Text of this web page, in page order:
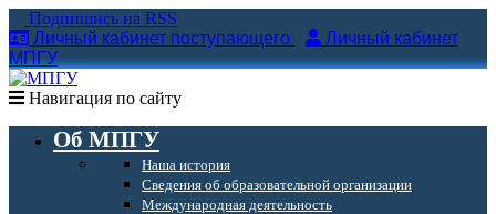
Подпишись на RSS
Личный кабинет поступающего
Личный кабинет
МПГУ
Навигация по сайту
Об МПГУ
Наша история
Сведения об образовательной организации
Международная деятельность